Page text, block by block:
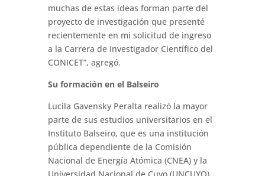
muchas de estas ideas forman parte del
proyecto de investigación que presenté
recientemente en mi solicitud de ingreso
a la Carrera de Investigador Científico del
CONICET”, agregó.
Su formación en el Balseiro
Lucila Gavensky Peralta realizó la mayor
parte de sus estudios universitarios en el
Instituto Balseiro, que es una institución
pública dependiente de la Comisión
Nacional de Energía Atómica (CNEA) y la